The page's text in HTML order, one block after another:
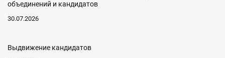
объединений и кандидатов
30.07.2026
Выдвижение кандидатов